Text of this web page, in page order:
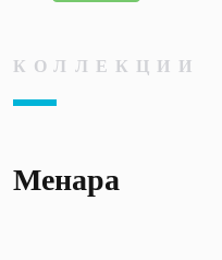
КОЛЛЕКЦИИ
Менара